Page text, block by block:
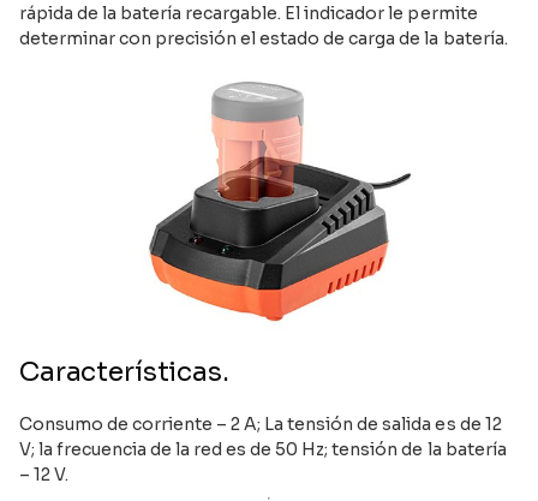
rápida de la batería recargable. El indicador le permite
determinar con precisión el estado de carga de la batería.
Características.
Consumo de corriente – 2 A; La tensión de salida es de 12
V; la frecuencia de la red es de 50 Hz; tensión de la batería
– 12 V.